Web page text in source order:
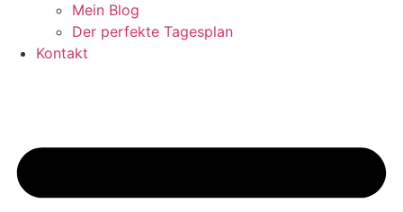
Mein Blog
Der perfekte Tagesplan
Kontakt